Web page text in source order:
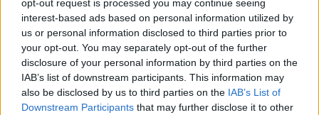
opt-out request is processed you may continue seeing
interest-based ads based on personal information utilized by
us or personal information disclosed to third parties prior to
your opt-out. You may separately opt-out of the further
disclosure of your personal information by third parties on the
IAB’s list of downstream participants. This information may
also be disclosed by us to third parties on the IAB’s List of
Downstream Participants that may further disclose it to other
Γενικότερα η υποστήριξη στον μαθητή
Η υποστήριξη στον μαθητή από το Φροντιστήριο
είναι κάτι πολύ βασικό. Πολλά Φροντιστήρια
παραμένουν απρόσωπα, στοχεύοντας μόνο
στην επιτυχία υψηλόβαθμων σχολών όπως οι